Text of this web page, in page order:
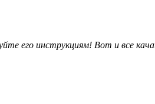
его инструкциям! Вот и все